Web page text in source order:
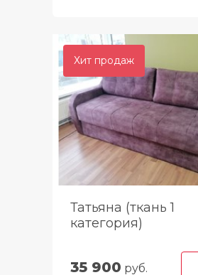
Хит продаж
Татьяна (ткань 1
категория)
35 900 руб.